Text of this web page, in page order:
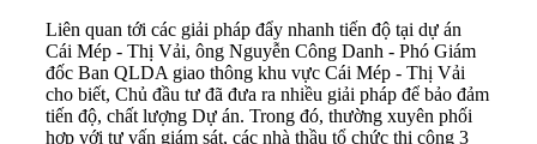
Liên quan tới các giải pháp đẩy nhanh tiến độ tại dự án
Cái Mép - Thị Vải, ông Nguyễn Công Danh - Phó Giám
đốc Ban QLDA giao thông khu vực Cái Mép - Thị Vải
cho biết, Chủ đầu tư đã đưa ra nhiều giải pháp để bảo đảm
tiến độ, chất lượng Dự án. Trong đó, thường xuyên phối
hợp với tư vấn giám sát, các nhà thầu tổ chức thi công 3